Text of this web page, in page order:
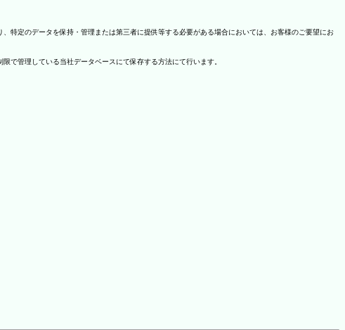
特定のデータを保持・管理または第三者に提供等する必要がある場合においては、お客様のご要望にお
で管理している当社データベースにて保存する方法にて行います。